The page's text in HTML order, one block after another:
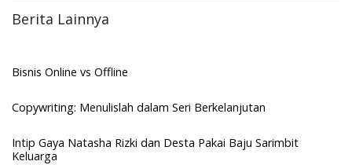
Berita Lainnya
Bisnis Online vs Offline
Copywriting: Menulislah dalam Seri Berkelanjutan
Intip Gaya Natasha Rizki dan Desta Pakai Baju Sarimbit
Keluarga